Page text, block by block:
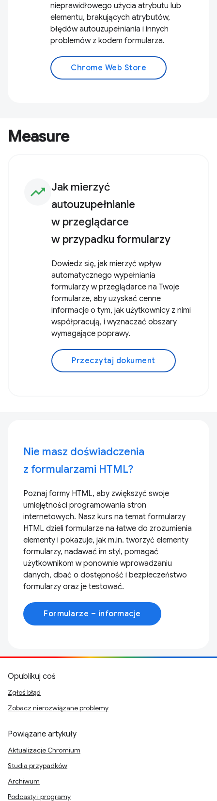
nieprawidłowego użycia atrybutu lub
elementu, brakujących atrybutów,
błędów autouzupełniania i innych
problemów z kodem formularza.
Chrome Web Store
Measure
trending_up Jak mierzyć
autouzupełnianie
w przeglądarce
w przypadku formularzy
Dowiedz się, jak mierzyć wpływ
automatycznego wypełniania
formularzy w przeglądarce na Twoje
formularze, aby uzyskać cenne
informacje o tym, jak użytkownicy z nimi
współpracują, i wyznaczać obszary
wymagające poprawy.
Przeczytaj dokument
Nie masz doświadczenia
z formularzami HTML?
Poznaj formy HTML, aby zwiększyć swoje
umiejętności programowania stron
internetowych. Nasz kurs na temat formularzy
HTML dzieli formularze na łatwe do zrozumienia
elementy i pokazuje, jak m.in. tworzyć elementy
formularzy, nadawać im styl, pomagać
użytkownikom w ponownie wprowadzaniu
danych, dbać o dostępność i bezpieczeństwo
formularzy oraz je testować.
Formularze – informacje
Opublikuj coś
Zgłoś błąd
Zobacz nierozwiązane problemy
Powiązane artykuły
Aktualizacje Chromium
Studia przypadków
Archiwum
Podcasty i programy